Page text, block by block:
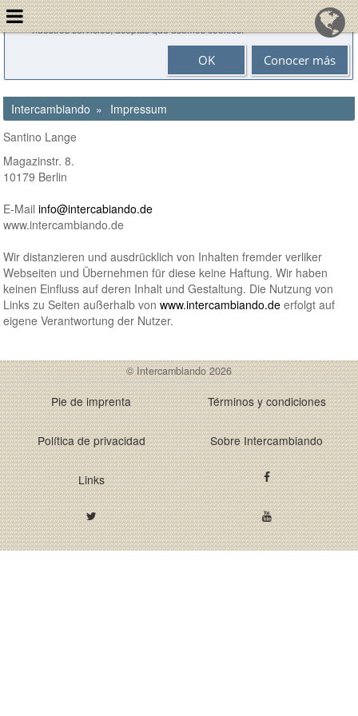
Las cookies nos ayudan en la prestación de nuestros servicios. Al utilizar
nuestros servicios, aceptas que usemos cookies.
OK Conocer más
Intercambiando
Impressum
Santino Lange
Magazinstr. 8.
10179 Berlin
E-Mail info@intercabiando.de
www.intercambiando.de
Wir distanzieren und ausdrücklich von Inhalten fremder verliker
Webseiten und Übernehmen für diese keine Haftung. Wir haben
keinen Einfluss auf deren Inhalt und Gestaltung. Die Nutzung von
Links zu Seiten außerhalb von www.intercambiando.de erfolgt auf
eigene Verantwortung der Nutzer.
© Intercambiando 2026
Pie de imprenta Términos y condiciones
Política de privacidad Sobre Intercambiando
Links